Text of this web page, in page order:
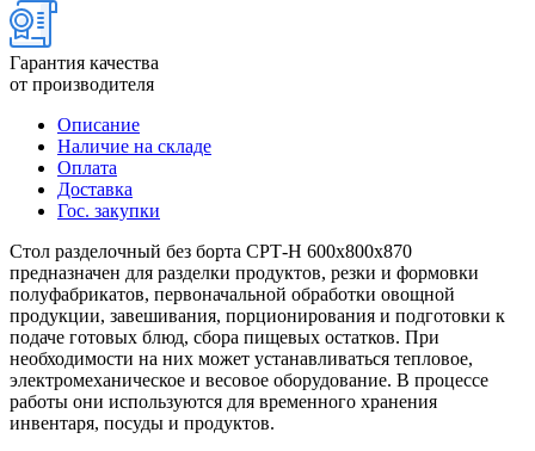
Гарантия качества
от производителя
Описание
Наличие на складе
Оплата
Доставка
Гос. закупки
Стол разделочный без борта СРТ-Н 600х800х870
предназначен для разделки продуктов, резки и формовки
полуфабрикатов, первоначальной обработки овощной
продукции, завешивания, порционирования и подготовки к
подаче готовых блюд, сбора пищевых остатков. При
необходимости на них может устанавливаться тепловое,
электромеханическое и весовое оборудование. В процессе
работы они используются для временного хранения
инвентаря, посуды и продуктов.